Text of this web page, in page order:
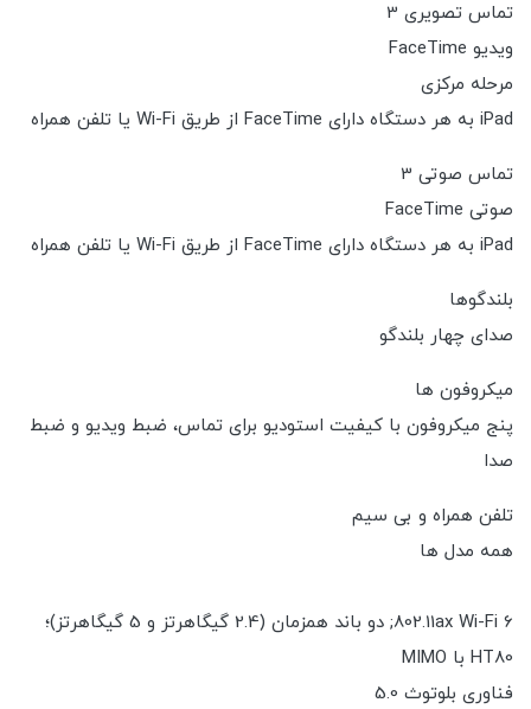
تماس تصویری 3
ویدیو FaceTime
مرحله مرکزی
iPad به هر دستگاه دارای FaceTime از طریق Wi-Fi یا تلفن همراه
تماس صوتی 3
صوتی FaceTime
iPad به هر دستگاه دارای FaceTime از طریق Wi-Fi یا تلفن همراه
بلندگوها
صدای چهار بلندگو
میکروفون ها
پنج میکروفون با کیفیت استودیو برای تماس، ضبط ویدیو و ضبط
صدا
تلفن همراه و بی سیم
همه مدل ها
802.11ax Wi-Fi 6; دو باند همزمان (2.4 گیگاهرتز و 5 گیگاهرتز)؛
HT80 با MIMO
فناوری بلوتوث 5.0